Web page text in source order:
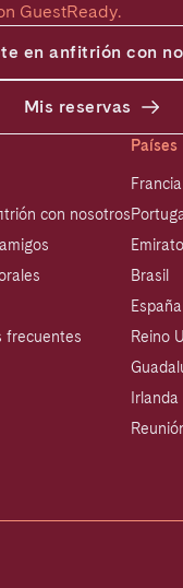
GuestReady.
en anfitrión con
Mis reservas
con nosotros
frecuentes
Países
Francia
Brasil
España
Reino
Irlanda